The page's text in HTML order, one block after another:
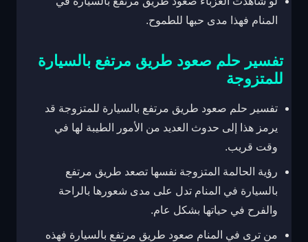
المنام فهذا مدى حبها للطموح.
تفسير حلم صعود طريق مرتفع بالسيارة
للمتزوجة
تفسير حلم صعود طريق مرتفع بالسيارة للمتزوجة قد
يرمز هذا إلى حدوث العديد من الأمور الطيبة لها في
وقت قريب.
رؤية الحالمة المتزوجة نفسها تصعد طريق مرتفع
بالسيارة في المنام تدل على مدى شعورها بالراحة
والفرح في حياتها بشكل عام.
من ترى في المنام صعود طريق مرتفع بالسيارة فهذه